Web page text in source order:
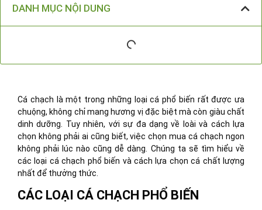
DANH MỤC NỘI DUNG
Cá chạch là một trong những loại cá phổ biến rất được ưa
chuộng, không chỉ mang hương vị đặc biệt mà còn giàu chất
dinh dưỡng. Tuy nhiên, với sự đa dạng về loài và cách lựa
chọn không phải ai cũng biết, việc chọn mua cá chạch ngon
không phải lúc nào cũng dễ dàng. Chúng ta sẽ tìm hiểu về
các loại cá chạch phổ biến và cách lựa chọn cá chất lượng
nhất để thưởng thức.
CÁC LOẠI CÁ CHẠCH PHỔ BIẾN